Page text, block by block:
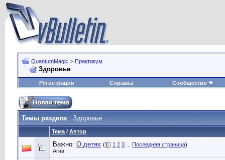
QuantumMagic > Практикум
Здоровье
Регистрация Справка Сообщество
Темы раздела: Здоровье
Тема / Автор
Важно: О детях ( 1 2 3 Последняя страница)
Агни